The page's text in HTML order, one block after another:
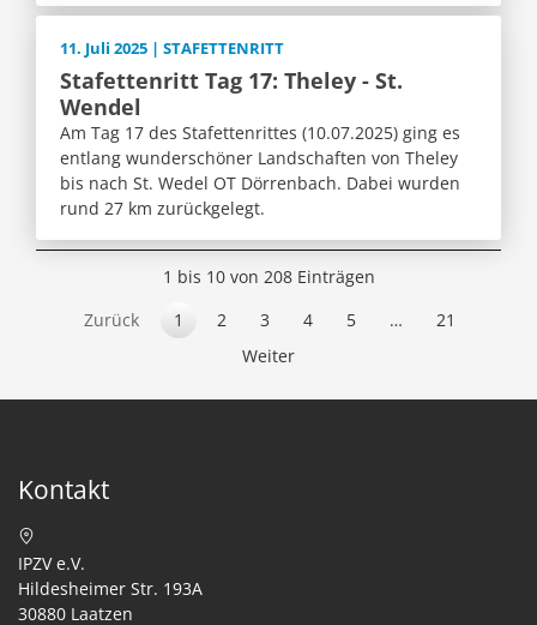
11. Juli 2025 | STAFETTENRITT
Stafettenritt Tag 17: Theley - St.
Wendel
Am Tag 17 des Stafettenrittes (10.07.2025) ging es
entlang wunderschöner Landschaften von Theley
bis nach St. Wedel OT Dörrenbach. Dabei wurden
rund 27 km zurückgelegt.
1 bis 10 von 208 Einträgen
Zurück
1 2 3 4 5 …
21
Weiter
Kontakt
IPZV e.V.
Hildesheimer Str. 193A
30880 Laatzen